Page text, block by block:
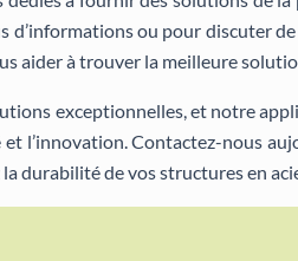
d’informations ou pour discuter
aider à trouver la meilleure
exceptionnelles, et notre
l’innovation. Contactez-nous
durabilité de vos structures en